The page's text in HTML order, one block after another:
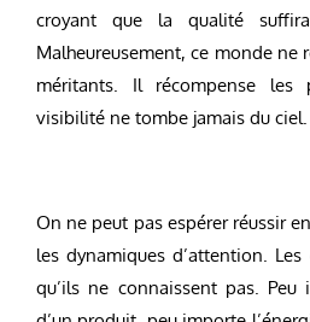
croyant que la qualité
Malheureusement, ce monde ne
méritants. Il récompense les
visibilité ne tombe jamais du ciel.
On ne peut pas espérer réussir
les dynamiques d’attention.
qu’ils ne connaissent pas.